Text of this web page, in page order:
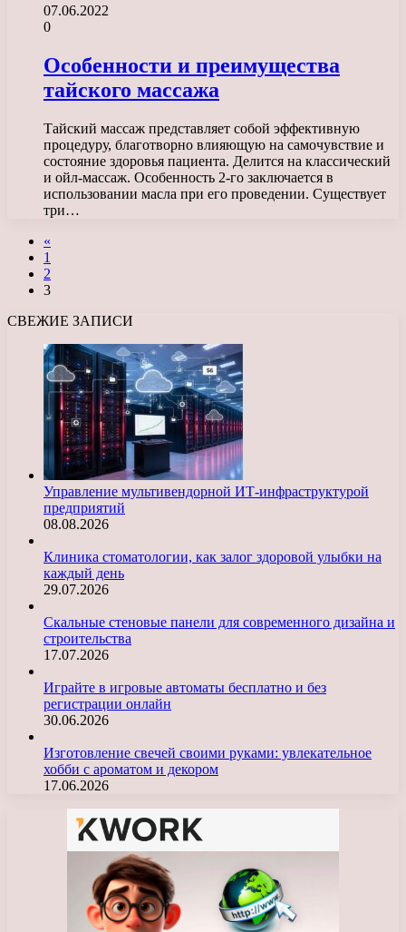
07.06.2022
0
Особенности и преимущества
тайского массажа
Тайский массаж представляет собой эффективную
процедуру, благотворно влияющую на самочувствие и
состояние здоровья пациента. Делится на классический
и ойл-массаж. Особенность 2-го заключается в
использовании масла при его проведении. Существует
три…
«
1
2
3
СВЕЖИЕ ЗАПИСИ
Управление мультивендорной ИТ-инфраструктурой
предприятий
08.08.2026
Клиника стоматологии, как залог здоровой улыбки на
каждый день
29.07.2026
Скальные стеновые панели для современного дизайна и
строительства
17.07.2026
Играйте в игровые автоматы бесплатно и без
регистрации онлайн
30.06.2026
Изготовление свечей своими руками: увлекательное
хобби с ароматом и декором
17.06.2026